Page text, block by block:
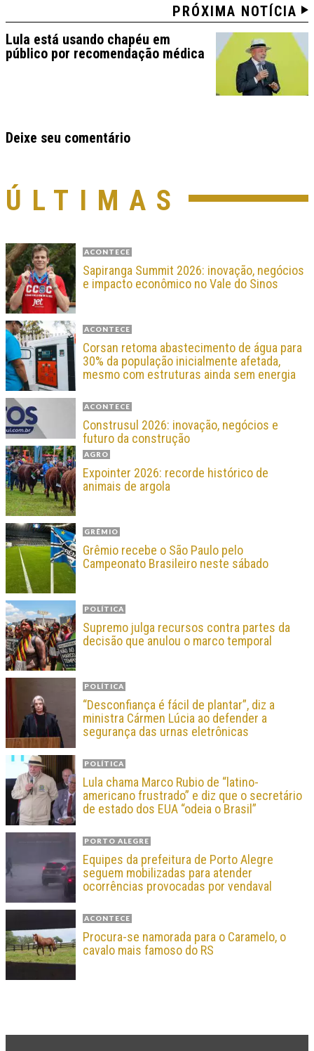
PRÓXIMA NOTÍCIA
Lula está usando chapéu em
público por recomendação médica
Deixe seu comentário
ÚLTIMAS
ACONTECE
Sapiranga Summit 2026: inovação, negócios
e impacto econômico no Vale do Sinos
ACONTECE
Corsan retoma abastecimento de água para
30% da população inicialmente afetada,
mesmo com estruturas ainda sem energia
ACONTECE
Construsul 2026: inovação, negócios e
futuro da construção
AGRO
Expointer 2026: recorde histórico de
animais de argola
GRÊMIO
Grêmio recebe o São Paulo pelo
Campeonato Brasileiro neste sábado
POLÍTICA
Supremo julga recursos contra partes da
decisão que anulou o marco temporal
POLÍTICA
“Desconfiança é fácil de plantar”, diz a
ministra Cármen Lúcia ao defender a
segurança das urnas eletrônicas
POLÍTICA
Lula chama Marco Rubio de “latino-
americano frustrado” e diz que o secretário
de estado dos EUA “odeia o Brasil”
PORTO ALEGRE
Equipes da prefeitura de Porto Alegre
seguem mobilizadas para atender
ocorrências provocadas por vendaval
ACONTECE
Procura-se namorada para o Caramelo, o
cavalo mais famoso do RS